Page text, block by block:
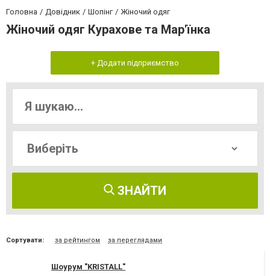
Головна Довідник Шопінг Жіночий одяг
Жіночий одяг Курахове та Мар'їнка
+ Додати підприємство
ЗНАЙТИ
Сортувати: за рейтингом за переглядами
Шоурум "KRISTALL"